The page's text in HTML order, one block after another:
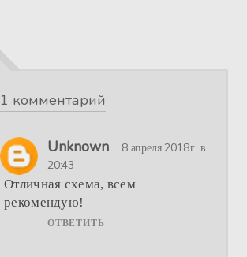
1 комментарий
Unknown
8 апреля 2018 г. в
20:43
Отличная схема, всем
рекомендую!
ОТВЕТИТЬ